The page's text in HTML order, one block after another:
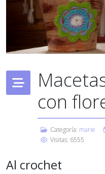
con
Categoría: marie
Visitas: 6555
Al crochet